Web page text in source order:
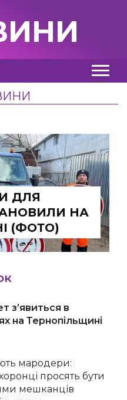
ДЛЯ
НА
(ФОТО)
з’явиться в
на Тернопільщині
мародери:
просять бути
мешканців